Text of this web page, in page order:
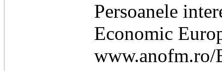
Persoanele
Economic
www.anofm.ro/